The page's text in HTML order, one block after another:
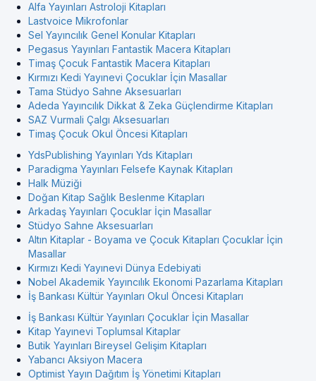
Alfa Yayınları Astroloji Kitapları
Lastvoice Mikrofonlar
Sel Yayıncılık Genel Konular Kitapları
Pegasus Yayınları Fantastik Macera Kitapları
Timaş Çocuk Fantastik Macera Kitapları
Kırmızı Kedi Yayınevi Çocuklar İçin Masallar
Tama Stüdyo Sahne Aksesuarları
Adeda Yayıncılık Dikkat & Zeka Güçlendirme Kitapları
SAZ Vurmali Çalgı Aksesuarları
Timaş Çocuk Okul Öncesi Kitapları
YdsPublishing Yayınları Yds Kitapları
Paradigma Yayınları Felsefe Kaynak Kitapları
Halk Müziği
Doğan Kitap Sağlık Beslenme Kitapları
Arkadaş Yayınları Çocuklar İçin Masallar
Stüdyo Sahne Aksesuarları
Altın Kitaplar - Boyama ve Çocuk Kitapları Çocuklar İçin
Masallar
Kırmızı Kedi Yayınevi Dünya Edebiyati
Nobel Akademik Yayıncılık Ekonomi Pazarlama Kitapları
İş Bankası Kültür Yayınları Okul Öncesi Kitapları
İş Bankası Kültür Yayınları Çocuklar İçin Masallar
Kitap Yayınevi Toplumsal Kitaplar
Butik Yayınları Bireysel Gelişim Kitapları
Yabancı Aksiyon Macera
Optimist Yayın Dağıtım İş Yönetimi Kitapları